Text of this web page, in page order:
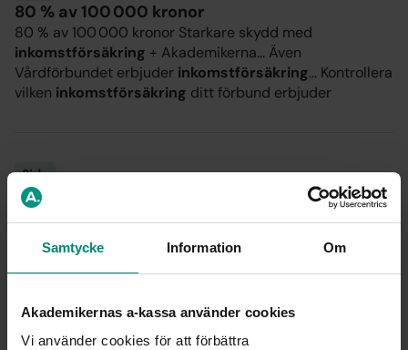
Samtycke Information Om
Akademikernas a-kassa använder cookies
Vi använder cookies för att förbättra
80 % av 100 000 kronor
80 % av 100 000 kronor Starkare skydd med
inkomstförsäkring + Akademikerna... Även
Vårdförbundet erbjuder inkomstförsäkring... Kontrollera
vilken inkomstförsäkring ditt förbund erbjuder
Sida
Vi samarbetar med Sacoförbunden och
Vårdförbundet
Bli medlem Medlemsansökan Som medlem hos oss kan
du teckna e... Vi har inte hittat någon
som är mer prisvärd på marknaden... Utan facket har du